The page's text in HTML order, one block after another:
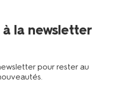
la newsletter
pour rester au